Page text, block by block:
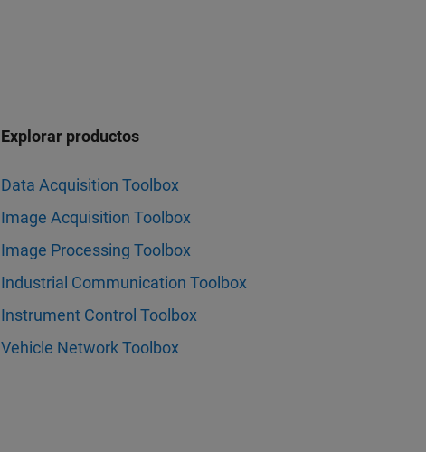
Explorar productos
Data Acquisition Toolbox
Image Acquisition Toolbox
Image Processing Toolbox
Industrial Communication Toolbox
Instrument Control Toolbox
Vehicle Network Toolbox